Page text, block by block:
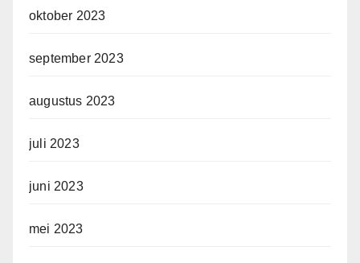
oktober 2023
september 2023
augustus 2023
juli 2023
juni 2023
mei 2023